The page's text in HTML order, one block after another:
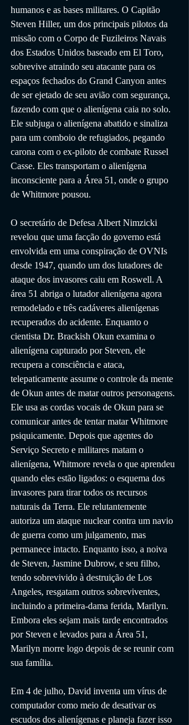
humanos e as bases militares. O Capitão
Steven Hiller, um dos principais pilotos da
missão com o Corpo de Fuzileiros Navais
dos Estados Unidos baseado em El Toro,
sobrevive atraindo seu atacante para os
espaços fechados do Grand Canyon antes
de ser ejetado de seu avião com segurança,
fazendo com que o alienígena caia no solo.
Ele subjuga o alienígena abatido e sinaliza
para um comboio de refugiados, pegando
carona com o ex-piloto de combate Russel
Casse. Eles transportam o alienígena
inconsciente para a Área 51, onde o grupo
de Whitmore pousou.
O secretário de Defesa Albert Nimzicki
revelou que uma facção do governo está
envolvida em uma conspiração de OVNIs
desde 1947, quando um dos lutadores de
ataque dos invasores caiu em Roswell. A
área 51 abriga o lutador alienígena agora
remodelado e três cadáveres alienígenas
recuperados do acidente. Enquanto o
cientista Dr. Brackish Okun examina o
alienígena capturado por Steven, ele
recupera a consciência e ataca,
telepaticamente assume o controle da mente
de Okun antes de matar outros personagens.
Ele usa as cordas vocais de Okun para se
comunicar antes de tentar matar Whitmore
psiquicamente. Depois que agentes do
Serviço Secreto e militares matam o
alienígena, Whitmore revela o que aprendeu
quando eles estão ligados: o esquema dos
invasores para tirar todos os recursos
naturais da Terra. Ele relutantemente
autoriza um ataque nuclear contra um navio
de guerra como um julgamento, mas
permanece intacto. Enquanto isso, a noiva
de Steven, Jasmine Dubrow, e seu filho,
tendo sobrevivido à destruição de Los
Angeles, resgatam outros sobreviventes,
incluindo a primeira-dama ferida, Marilyn.
Embora eles sejam mais tarde encontrados
por Steven e levados para a Área 51,
Marilyn morre logo depois de se reunir com
sua família.
Em 4 de julho, David inventa um vírus de
computador como meio de desativar os
escudos dos alienígenas e planeja fazer isso